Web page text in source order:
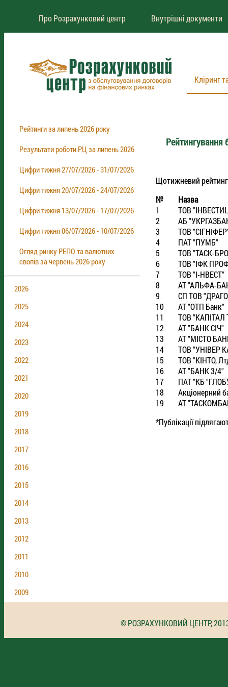
Про Розрахунковий центр Внутрішні документи
Кліринг
Рейтинги за липень 2026 року
Результати роботи РЦ за липень 2026
Цифри тижня 27/07/2026 - 31/07/2026
Цифри тижня 20/07/2026 - 24/07/2026
Цифри тижня 13/07/2026 - 17/07/2026
Цифри тижня 06/07/2026 - 10/07/2026
Огляд ринку РЕПО та валютних
свопів за червень 2026 року
2026
2025
2024
2023
2022
2021
2020
2019
2018
2017
2016
2015
2014
2013
2012
2011
2010
2009
Рейтингування
Щотижневий рейтинг
№
Назва
1
ТОВ
2
АБ
3
ТОВ
4
ПАТ "ПУМБ"
5
ТОВ "ТАСК-
6
ТОВ "IФК
7
ТОВ "I-НВЕСТ"
8
АТ "АЛЬФА-
9
СП ТОВ
10
АТ "ОТП Банк"
11
ТОВ "КАПIТАЛ
12
АТ "БАНК СIЧ"
13
АТ "МIСТО
14
ТОВ "УНIВЕР
15
ТОВ "КIНТО,
16
АТ "БАНК 3/4"
17
ПАТ "КБ
18
Акцiонерний
19
АТ
*Публікації
© РОЗРАХУНКОВИЙ ЦЕНТР,